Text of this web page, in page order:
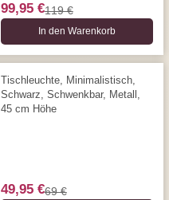
99,95 €119 €
In den Warenkorb
Tischleuchte, Minimalistisch,
Schwarz, Schwenkbar, Metall,
45 cm Höhe
49,95 €69 €